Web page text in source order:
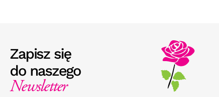
Zapisz się
do naszego
Newsletter